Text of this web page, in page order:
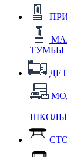
ТУМБЫ